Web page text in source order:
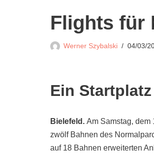
Flights für
Werner Szybalski 04/03/
Ein
Bielefeld . Am Samstag, dem
zwölf Bahnen des
auf 18 Bahnen erweiterten